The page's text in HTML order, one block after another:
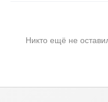
Никто ещё не